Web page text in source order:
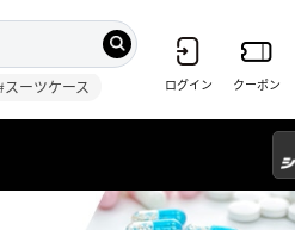
スーツケース ログイン クーポン